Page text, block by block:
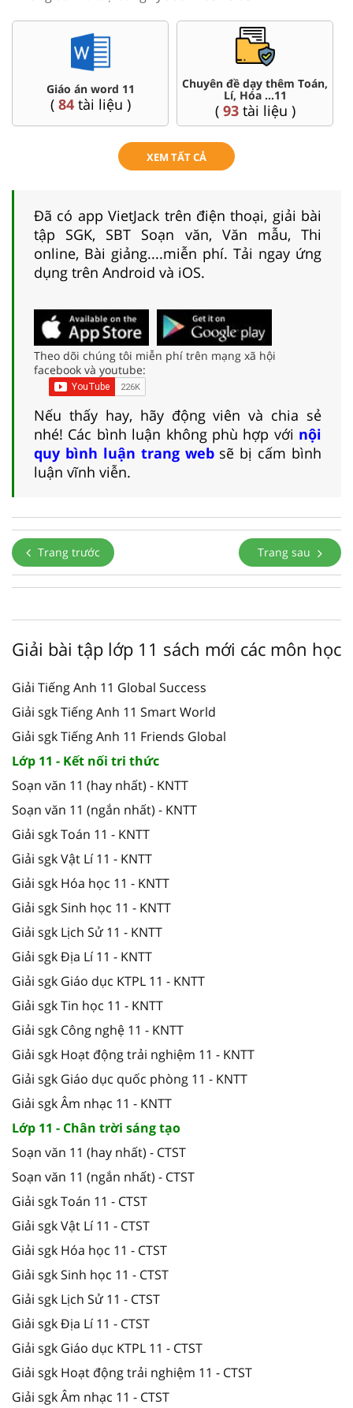
Giáo án word 11
( 84tài liệu )
Chuyên đề dạy thêm Toán,
Lí, Hóa ...11
( 93tài liệu )
XEM TẤT CẢ
Đã có app VietJack trên điện thoại, giải bài
tập SGK, SBT Soạn văn, Văn mẫu, Thi
online, Bài giảng....miễn phí. Tải ngay ứng
dụng trên Android và iOS.
Theo dõi chúng tôi miễn phí trên mạng xã hội
facebook và youtube:
Nếu thấy hay, hãy động viên và chia sẻ
nhé! Các bình luận không phù hợp với nội
quy bình luận trang websẽ bị cấm bình
luận vĩnh viễn.
Trang trước Trang sau
Giải bài tập lớp 11 sách mới các môn học
Giải Tiếng Anh 11 Global Success
Giải sgk Tiếng Anh 11 Smart World
Giải sgk Tiếng Anh 11 Friends Global
Lớp 11 - Kết nối tri thức
Soạn văn 11 (hay nhất) - KNTT
Soạn văn 11 (ngắn nhất) - KNTT
Giải sgk Toán 11 - KNTT
Giải sgk Vật Lí 11 - KNTT
Giải sgk Hóa học 11 - KNTT
Giải sgk Sinh học 11 - KNTT
Giải sgk Lịch Sử 11 - KNTT
Giải sgk Địa Lí 11 - KNTT
Giải sgk Giáo dục KTPL 11 - KNTT
Giải sgk Tin học 11 - KNTT
Giải sgk Công nghệ 11 - KNTT
Giải sgk Hoạt động trải nghiệm 11 - KNTT
Giải sgk Giáo dục quốc phòng 11 - KNTT
Giải sgk Âm nhạc 11 - KNTT
Lớp 11 - Chân trời sáng tạo
Soạn văn 11 (hay nhất) - CTST
Soạn văn 11 (ngắn nhất) - CTST
Giải sgk Toán 11 - CTST
Giải sgk Vật Lí 11 - CTST
Giải sgk Hóa học 11 - CTST
Giải sgk Sinh học 11 - CTST
Giải sgk Lịch Sử 11 - CTST
Giải sgk Địa Lí 11 - CTST
Giải sgk Giáo dục KTPL 11 - CTST
Giải sgk Hoạt động trải nghiệm 11 - CTST
Giải sgk Âm nhạc 11 - CTST